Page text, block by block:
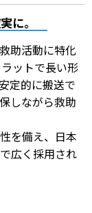
に。
助活動に特化
ットで長い形
定的に搬送で
しながら救助
を備え、日本
広く採用され